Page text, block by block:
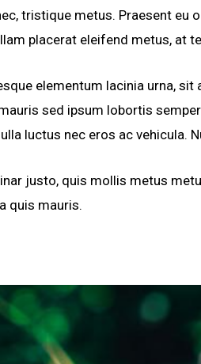
tristique metus. Praesent eu
placerat eleifend metus, at
elementum lacinia urna,
sed ipsum lobortis
luctus nec eros ac vehicula.
justo, quis mollis metus
quis mauris.